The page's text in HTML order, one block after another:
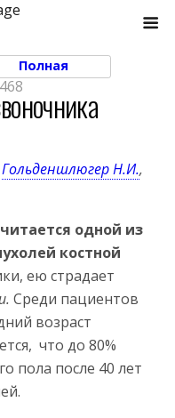
Полная
Гольденшлюгер Н.И.,
одной из
костной
ею страдает
Среди пациентов
возраст
что до 80%
пола после 40 лет